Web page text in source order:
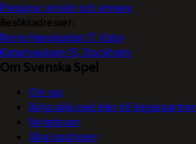
Pressjour vinster och vinnare
Besöksadresser:
Norra Hansegatan 17, Visby
Katarinavägen 15, Stockholm
Om Svenska Spel
Om oss
Börja sälja spel eller bli Vegaspartner
Nyhetsrum
Våra logotyper